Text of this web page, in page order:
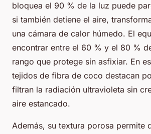
bloquea el 90 % de la luz puede
si también detiene el aire,
una cámara de calor húmedo. El
encontrar entre el 60 % y el 80 %
rango que protege sin asfixiar. En
tejidos de fibra de coco destacan
filtran la radiación ultravioleta sin
aire estancado.
Además, su textura porosa permite